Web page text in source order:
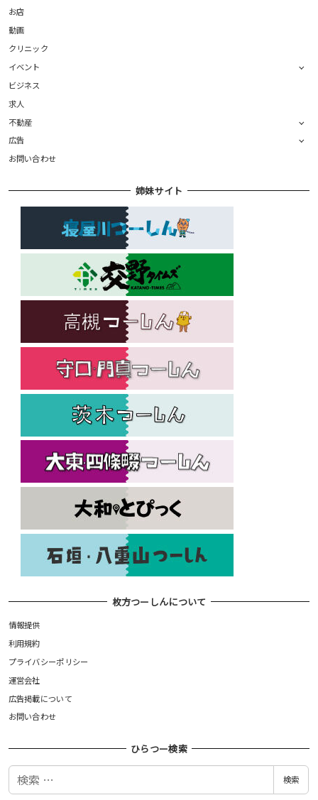
お店
動画
クリニック
イベント
ビジネス
求人
不動産
広告
お問い合わせ
姉妹サイト
枚方つーしんについて
情報提供
利用規約
プライバシーポリシー
運営会社
広告掲載について
お問い合わせ
ひらつー検索
検
検索